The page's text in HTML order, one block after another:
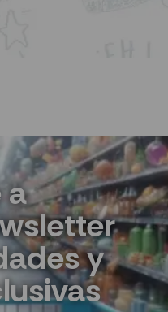
a
y